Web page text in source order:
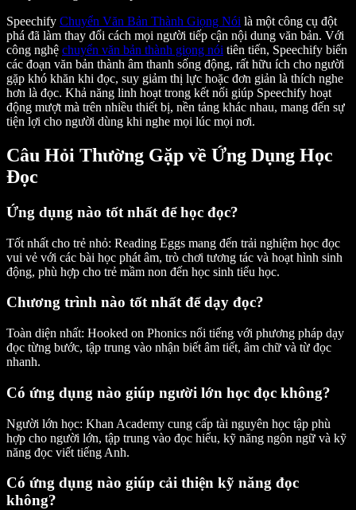
Speechify Chuyển Văn Bản Thành Giọng Nói là một công cụ đột
phá đã làm thay đổi cách mọi người tiếp cận nội dung văn bản. Với
công nghệ chuyển văn bản thành giọng nói tiên tiến, Speechify biến
các đoạn văn bản thành âm thanh sống động, rất hữu ích cho người
gặp khó khăn khi đọc, suy giảm thị lực hoặc đơn giản là thích nghe
hơn là đọc. Khả năng linh hoạt trong kết nối giúp Speechify hoạt
động mượt mà trên nhiều thiết bị, nền tảng khác nhau, mang đến sự
tiện lợi cho người dùng khi nghe mọi lúc mọi nơi.
Câu Hỏi Thường Gặp về Ứng Dụng Học
Đọc
Ứng dụng nào tốt nhất để học đọc?
Tốt nhất cho trẻ nhỏ: Reading Eggs mang đến trải nghiệm học đọc
vui vẻ với các bài học phát âm, trò chơi tương tác và hoạt hình sinh
động, phù hợp cho trẻ mầm non đến học sinh tiểu học.
Chương trình nào tốt nhất để dạy đọc?
Toàn diện nhất: Hooked on Phonics nổi tiếng với phương pháp dạy
đọc từng bước, tập trung vào nhận biết âm tiết, âm chữ và từ đọc
nhanh.
Có ứng dụng nào giúp người lớn học đọc không?
Người lớn học: Khan Academy cung cấp tài nguyên học tập phù
hợp cho người lớn, tập trung vào đọc hiểu, kỹ năng ngôn ngữ và kỹ
năng đọc viết tiếng Anh.
Có ứng dụng nào giúp cải thiện kỹ năng đọc
không?